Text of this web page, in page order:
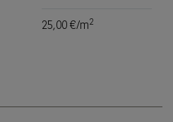
25,00 €/m2